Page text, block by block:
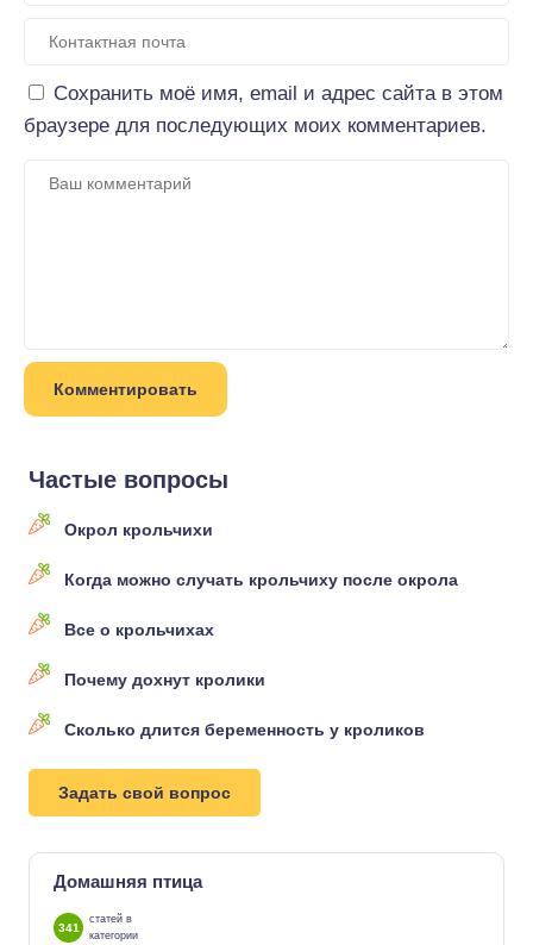
Сохранить моё имя, email и адрес сайта в этом
браузере для последующих моих комментариев.
Частые вопросы
Окрол крольчихи
Когда можно случать крольчиху после окрола
Все о крольчихах
Почему дохнут кролики
Сколько длится беременность у кроликов
Задать свой вопрос
Домашняя птица
341
статей в
категории